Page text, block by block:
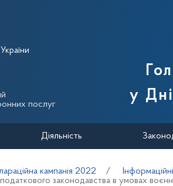
Державної
послуг
у
Діяльність
кампанія 2022
податкового законодавства в умовах